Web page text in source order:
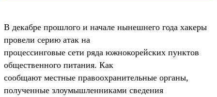
В декабре прошлого и начале нынешнего года хакеры
провели серию атак на
процессинговые сети ряда южнокорейских пунктов
общественного питания. Как
сообщают местные правоохранительные органы,
полученные злоумышленниками сведения